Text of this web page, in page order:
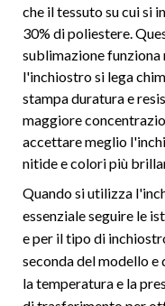
che il tessuto su cui si
30% di poliestere.
sublimazione
l'inchiostro si lega
stampa duratura e
maggiore
accettare meglio
nitide e colori più
Quando si utilizza
essenziale seguire le
e per il tipo di
seconda del modello
la temperatura e la